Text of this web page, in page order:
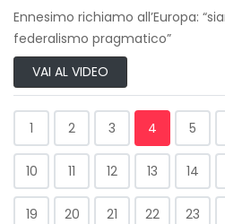
Ennesimo richiamo all’Europa:
federalismo pragmatico”
VAI AL VIDEO
1 2 3 4 5
10 11 12 13 14
19 20 21 22 23